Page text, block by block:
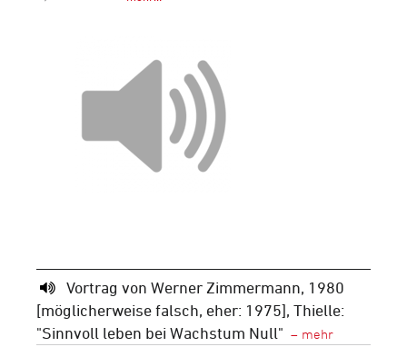
Vortrag von Werner Zimmermann, 1980
[möglicherweise falsch, eher: 1975], Thielle:
"Sinnvoll leben bei Wachstum Null"